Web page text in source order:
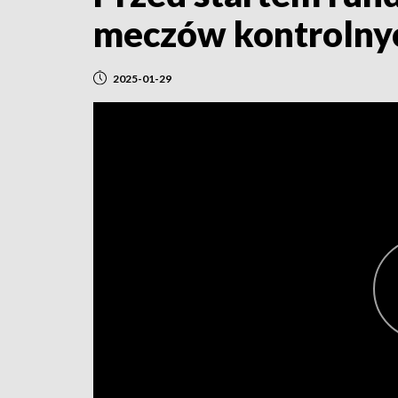
meczów
2025-01-29